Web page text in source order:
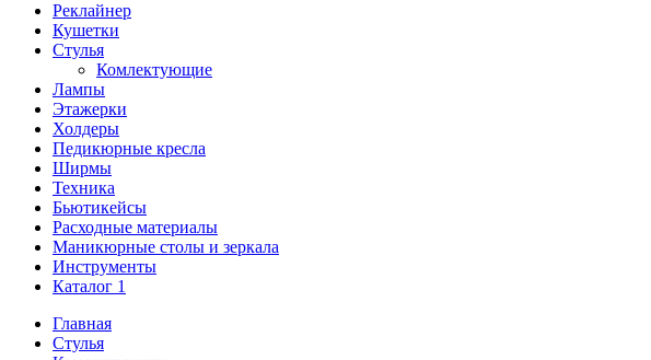
Реклайнер
Кушетки
Стулья
Комлектующие
Лампы
Этажерки
Холдеры
Педикюрные кресла
Ширмы
Техника
Бьютикейсы
Расходные материалы
Маникюрные столы и зеркала
Инструменты
Каталог 1
Главная
Стулья